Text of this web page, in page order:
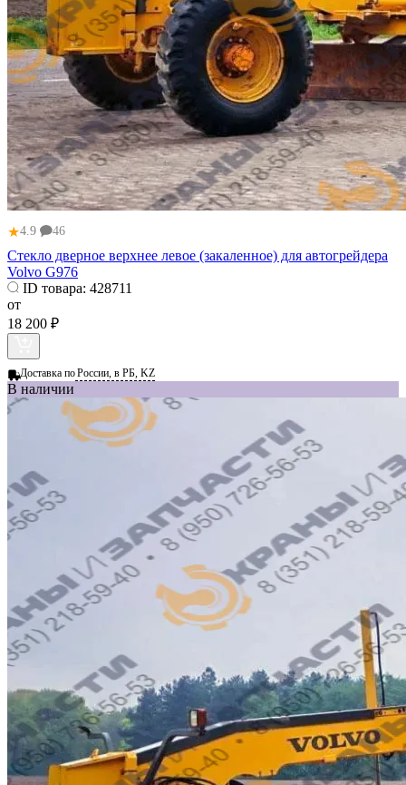
★4.9 46
Стекло дверное верхнее левое (закаленное) для автогрейдера
Volvo G976
ID товара: 428711
от
18 200 ₽
Доставка поРоссии, в РБ, KZ
В наличии